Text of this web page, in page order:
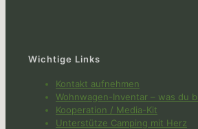
Wichtige Links
Kontakt aufnehmen
Wohnwagen-Inventar – was du
Kooperation / Media-Kit
Unterstütze Camping mit Herz